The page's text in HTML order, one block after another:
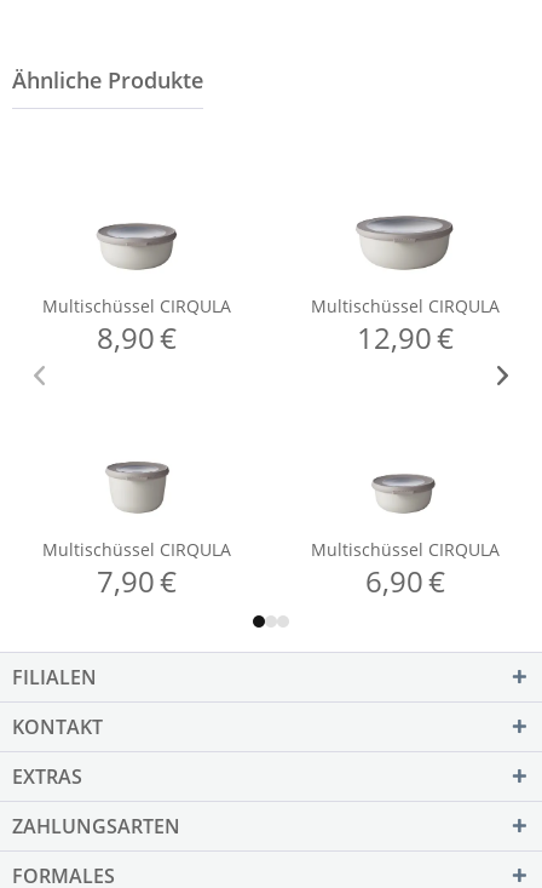
FILIALEN
KONTAKT
EXTRAS
ZAHLUNGSARTEN
FORMALES